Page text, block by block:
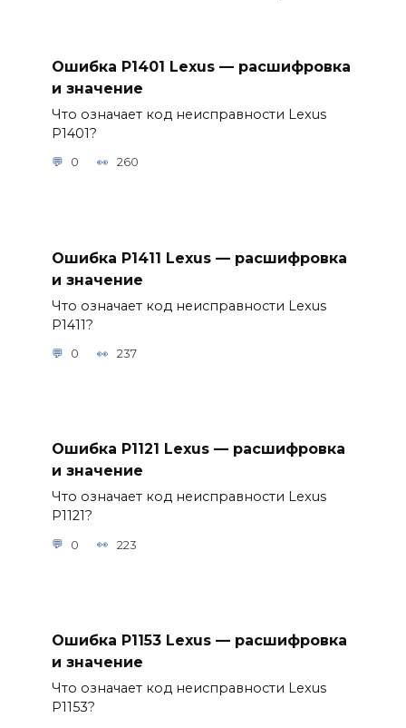
Ошибка P1401 Lexus — расшифровка
и значение
Что означает код неисправности Lexus
P1401?
0 260
Ошибка P1411 Lexus — расшифровка
и значение
Что означает код неисправности Lexus
P1411?
0 237
Ошибка P1121 Lexus — расшифровка
и значение
Что означает код неисправности Lexus
P1121?
0 223
Ошибка P1153 Lexus — расшифровка
и значение
Что означает код неисправности Lexus
P1153?